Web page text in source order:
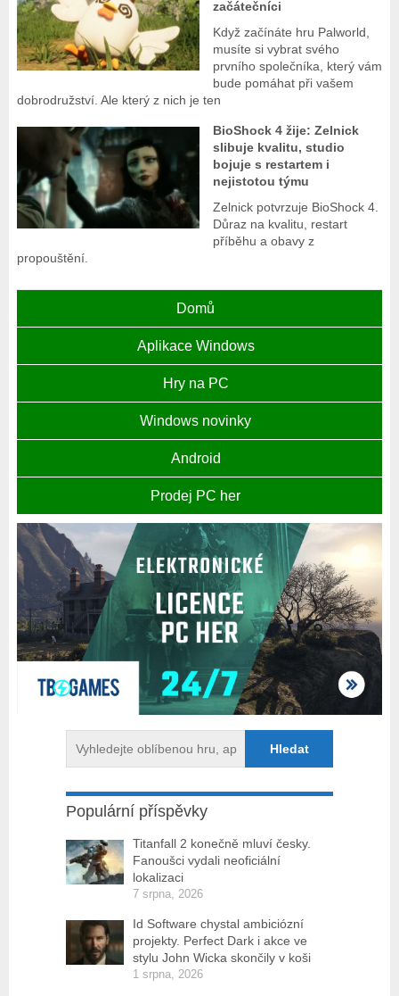
začátečníci
Když začínáte hru Palworld,
musíte si vybrat svého
prvního společníka, který vám
bude pomáhat při vašem
dobrodružství. Ale který z nich je ten
BioShock 4 žije: Zelnick
slibuje kvalitu, studio
bojuje s restartem i
nejistotou týmu
Zelnick potvrzuje BioShock 4.
Důraz na kvalitu, restart
příběhu a obavy z
propouštění.
Domů
Aplikace Windows
Hry na PC
Windows novinky
Android
Prodej PC her
Populární příspěvky
Titanfall 2 konečně mluví česky.
Fanoušci vydali neoficiální
lokalizaci
7 srpna, 2026
Id Software chystal ambiciózní
projekty. Perfect Dark i akce ve
stylu John Wicka skončily v koši
1 srpna, 2026